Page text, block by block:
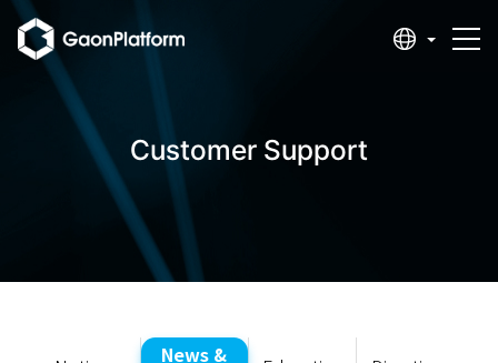
Customer Support
News &